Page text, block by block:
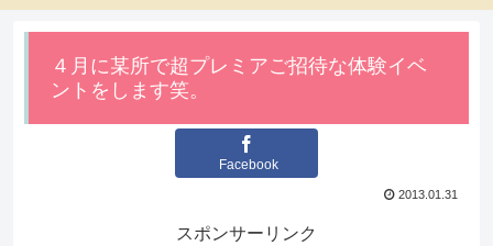
４月に某所で超プレミアご招待な体験イベ
ントをします笑。
Facebook
2013.01.31
スポンサーリンク